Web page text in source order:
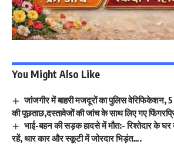
You Might Also Like
जांजगीर में बाहरी मजदूरों का पुलिस वेरिफिकेशन, 5
की पूछताछ,दस्तावेजों की जांच के साथ लिए गए
भाई-बहन की सड़क हादसे में मौत:- रिश्तेदार के घर
रहें, थार कार और स्कूटी में जोरदार भिड़ंत….